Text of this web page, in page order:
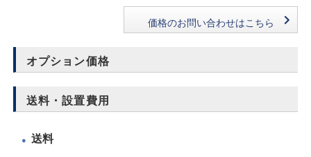
価格のお問い合わせはこちら
オプション価格
送料・設置費用
● 送料